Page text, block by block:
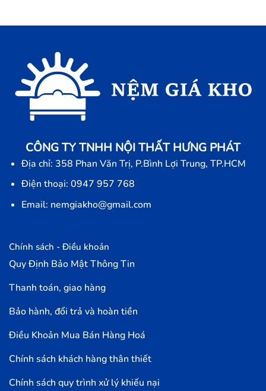
CÔNG TY TNHH NỘI THẤT HƯNG PHÁT
Địa chỉ: 358 Phan Văn Trị, P.Bình Lợi Trung, TP.HCM
Điện thoại: 0947 957 768
Email: nemgiakho@gmail.com
Chính sách - Điều khoản
Quy Định Bảo Mật Thông Tin
Thanh toán, giao hàng
Bảo hành, đổi trả và hoàn tiền
Điều Khoản Mua Bán Hàng Hoá
Chính sách khách hàng thân thiết
Chính sách quy trình xử lý khiếu nại